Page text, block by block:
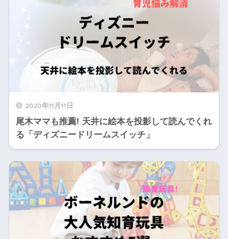
2020年11月11日
尾木ママも推薦! 天井に絵本を投影して読んでくれ
る「ディズニードリームスイッチ」